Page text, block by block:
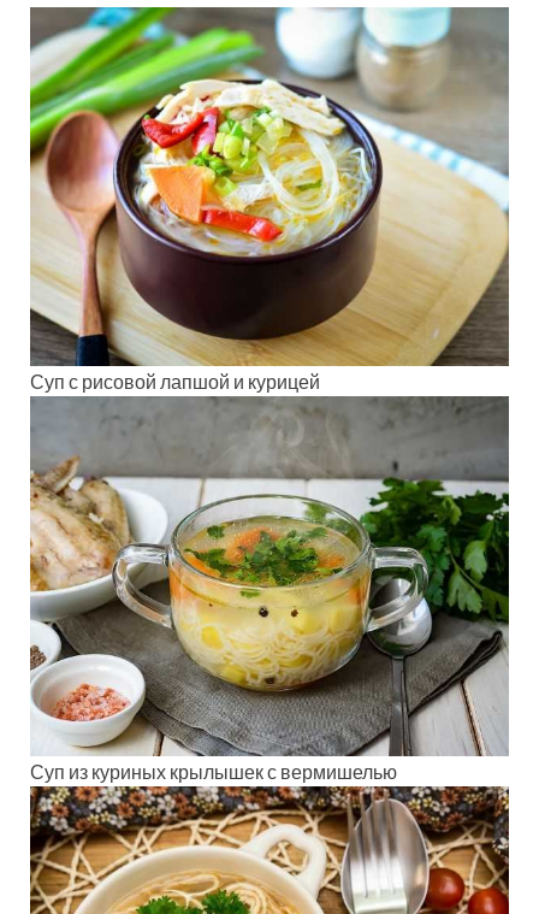
Суп с рисовой лапшой и курицей
Суп из куриных крылышек с вермишелью